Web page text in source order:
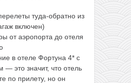
туда-обратно из
включен)
от аэропорта до отеля
в отеле Фортуна 4* с
— это значит, что отель
по прилету, но он